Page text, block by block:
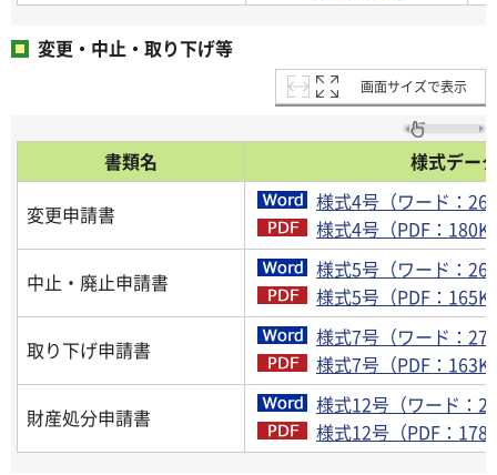
変更・中止・取り下げ等
画面サイズで表示
書類名
様式デー
変更申請書
様式4号（ワード：
様式4号（PDF：
中止・廃止申請書
様式5号（ワード：
様式5号（PDF：
取り下げ申請書
様式7号（ワード：
様式7号（PDF：
財産処分申請書
様式12号（ワード：
様式12号（PDF：